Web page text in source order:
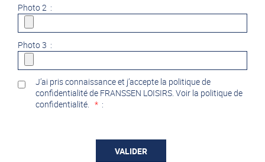
Photo 2 :
Photo 3 :
J’ai pris connaissance et j’accepte la politique de
confidentialité de FRANSSEN LOISIRS. Voir la politique de
confidentialité. * :